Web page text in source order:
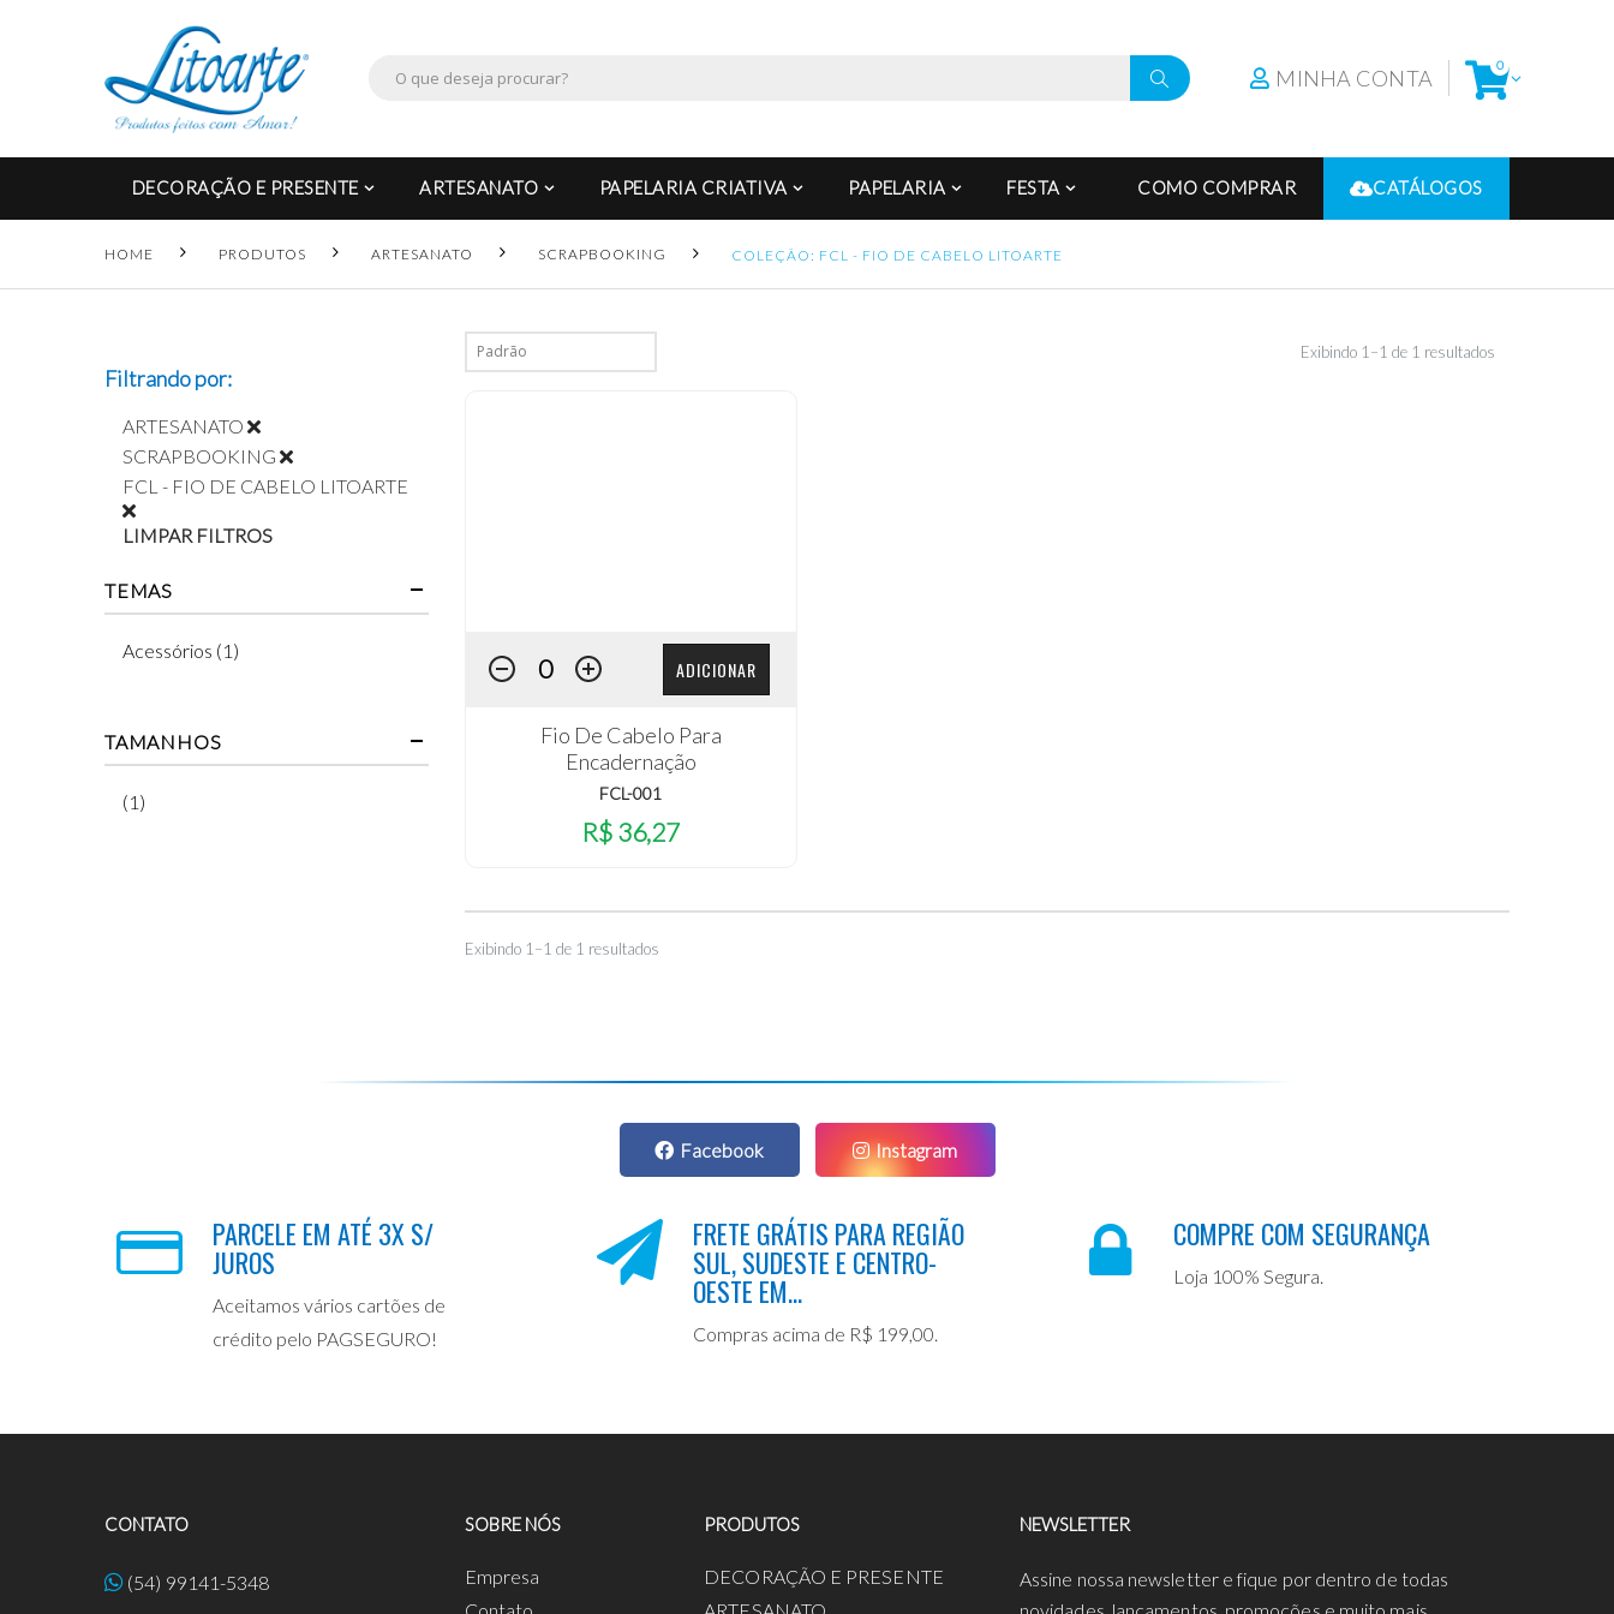
MINHA CONTA 0
DECORAÇÃO E PRESENTE ARTESANATO PAPELARIA CRIATIVA PAPELARIA FESTA COMO COMPRAR CATÁLOGOS
HOME PRODUTOS ARTESANATO SCRAPBOOKING COLEÇÃO: FCL - FIO DE CABELO LITOARTE
Exibindo 1–1 de 1 resultados
ADICIONAR
Fio De Cabelo Para
Encadernação
FCL-001
R$ 36,27
Exibindo 1–1 de 1 resultados
Filtrando por:
ARTESANATO
SCRAPBOOKING
FCL - FIO DE CABELO LITOARTE
LIMPAR FILTROS
TEMAS
Acessórios (1)
TAMANHOS
(1)
Facebook Instagram
PARCELE EM ATÉ 3X S/
JUROS
Aceitamos vários cartões de
crédito pelo PAGSEGURO!
FRETE GRÁTIS PARA REGIÃO
SUL, SUDESTE E CENTRO-
OESTE EM...
Compras acima de R$ 199,00.
COMPRE COM SEGURANÇA
Loja 100% Segura.
CONTATO
(54) 99141-5348
SOBRE NÓS
Empresa
PRODUTOS
DECORAÇÃO E PRESENTE
NEWSLETTER
Assine nossa newsletter e fique por dentro de todas